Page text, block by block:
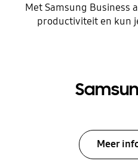
Met Samsung Business
productiviteit en kun
Meer